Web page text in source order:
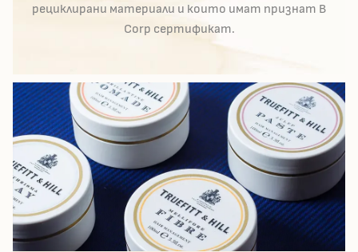
рециклирани материали и които имат признат B
Corp сертификат.